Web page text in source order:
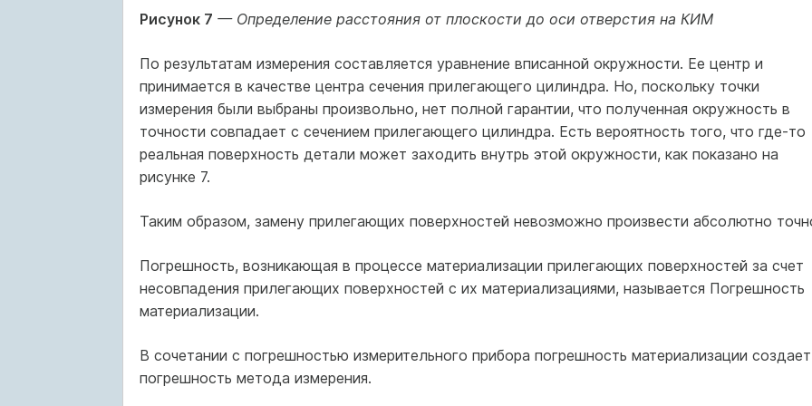
Рисунок 7 — Определение расстояния от плоскости до оси отверстия на КИМ
По результатам измерения составляется уравнение вписанной окружности. Ее центр и
принимается в качестве центра сечения прилегающего цилиндра. Но, поскольку точки
измерения были выбраны произвольно, нет полной гарантии, что полученная окружность в
точности совпадает с сечением прилегающего цилиндра. Есть вероятность того, что где-то
реальная поверхность детали может заходить внутрь этой окружности, как показано на
рисунке 7.
Таким образом, замену прилегающих поверхностей невозможно произвести абсолютно
Погрешность, возникающая в процессе материализации прилегающих поверхностей за счет
несовпадения прилегающих поверхностей с их материализациями, называется Погрешность
материализации.
В сочетании с погрешностью измерительного прибора погрешность материализации создает
погрешность метода измерения.